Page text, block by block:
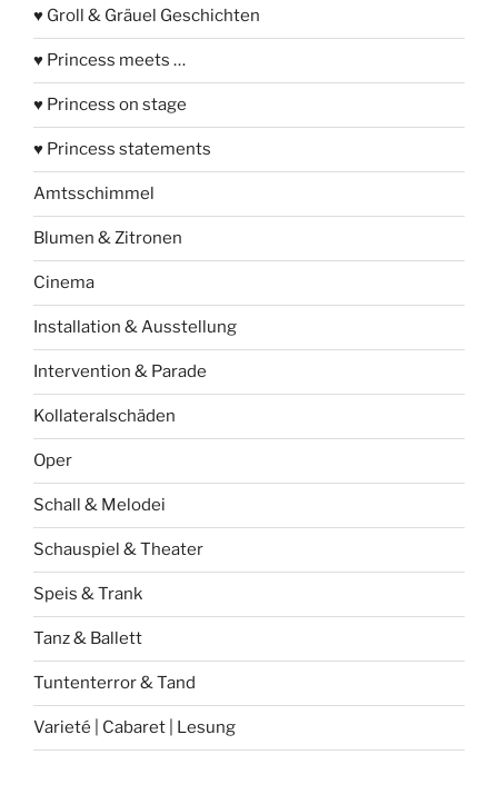
♥ Groll & Gräuel Geschichten
♥ Princess meets …
♥ Princess on stage
♥ Princess statements
Amtsschimmel
Blumen & Zitronen
Cinema
Installation & Ausstellung
Intervention & Parade
Kollateralschäden
Oper
Schall & Melodei
Schauspiel & Theater
Speis & Trank
Tanz & Ballett
Tuntenterror & Tand
Varieté | Cabaret | Lesung